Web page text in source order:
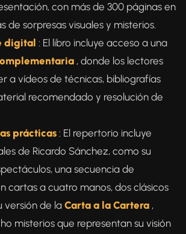
con más de 300 páginas en
de sorpresas visuales y misterios.
digital : El libro incluye acceso a una
, donde los lectores
a vídeos de técnicas, bibliografías
recomendado y resolución de
prácticas : El repertorio incluye
de Ricardo Sánchez, como su
una secuencia de
cartas a cuatro manos, dos clásicos
versión de laCarta a la Cartera ,
misterios que representan su visión